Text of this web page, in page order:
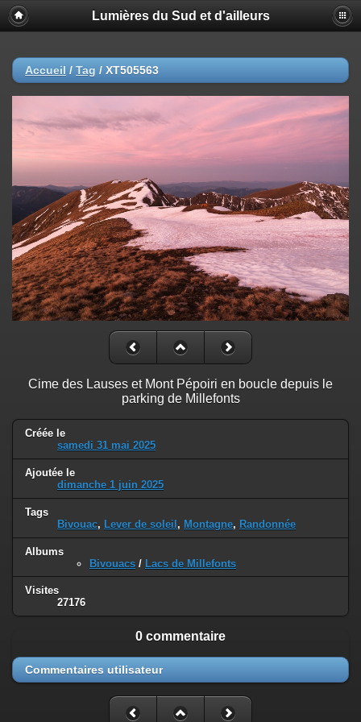
Lumières du Sud et d'ailleurs
Accueil / Tag / XT505563
Cime des Lauses et Mont Pépoiri en boucle depuis le
parking de Millefonts
Créée le
samedi 31 mai 2025
Ajoutée le
dimanche 1 juin 2025
Tags
Bivouac, Lever de soleil, Montagne, Randonnée
Albums
Bivouacs / Lacs de Millefonts
Visites
27176
0 commentaire
Commentaires utilisateur